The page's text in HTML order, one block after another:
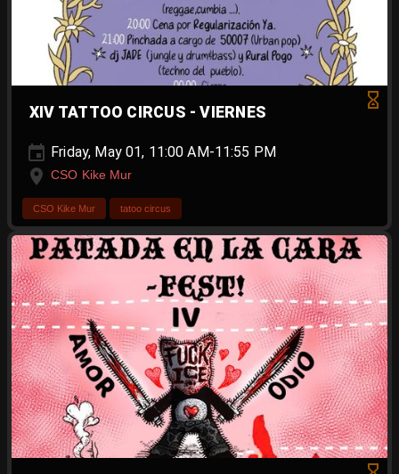
XIV TATTOO CIRCUS - VIERNES
Friday, May 01, 11:00 AM-11:55 PM
CSO Kike Mur
CSO Kike Mur tatoo circus